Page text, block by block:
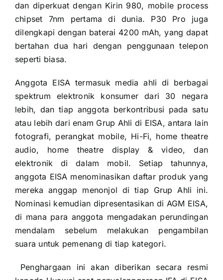
dan diperkuat dengan Kirin 980, mobile process
chipset 7nm pertama di dunia. P30 Pro juga
dilengkapi dengan baterai 4200 mAh, yang dapat
bertahan dua hari dengan penggunaan telepon
seperti biasa.
Anggota EISA termasuk media ahli di berbagai
spektrum elektronik konsumer dari 30 negara
lebih, dan tiap anggota berkontribusi pada satu
atau lebih dari enam Grup Ahli di EISA, antara lain
fotografi, perangkat mobile, Hi-Fi, home theatre
audio, home theatre display & video, dan
elektronik di dalam mobil. Setiap tahunnya,
anggota EISA menominasikan daftar produk yang
mereka anggap menonjol di tiap Grup Ahli ini.
Nominasi kemudian dipresentasikan di AGM EISA,
di mana para anggota mengadakan perundingan
mendalam sebelum melakukan pengambilan
suara untuk pemenang di tiap kategori.
Penghargaan ini akan diberikan secara resmi